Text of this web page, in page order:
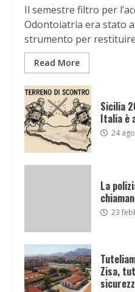
Il semestre filtro per
Odontoiatria era stato
strumento per
Read More
Sicilia
Italia è
24
La
23
Zisa,